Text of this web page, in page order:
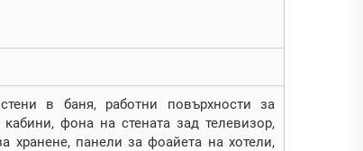
в баня, работни повърхности за
фона на стената зад телевизор,
хранене, панели за фоайета на хотели,